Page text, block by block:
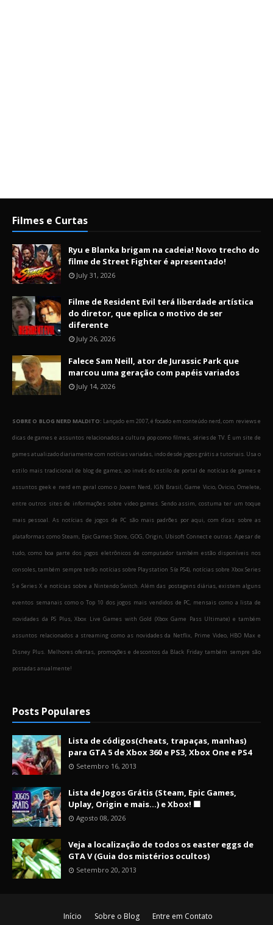
Filmes e Curtas
Ryu e Blanka brigam na cadeia! Novo trecho do
filme de Street Fighter é apresentado!
July 31, 2026
Filme de Resident Evil terá liberdade artística
do diretor, que eplica o motivo de ser
diferente
July 26, 2026
Falece Sam Neill, ator de Jurassic Park que
marcou uma geração com papéis variados
July 14, 2026
SOBRE O BLOG NERD MALDITO: Lançado em 2007, é focado em conteúdo nerd, com reviews e
dicas de games e assuntos relacionados a cultura pop como filmes, séries de TV. É um site de
games atualizado diariamente com notícias variadas, indo desde jogos grátis a tutoriais. Usa o
estilo mais tradicional de blog de games, ao invés do estilo de portal de notícias de games e
assuntos geek e nerd em geral como o Jovem Nerd, IGN Brasil, Game Vicio, Ovicio, Omelete,
entre outros sites de informações sobre video games. Sendo assim, costuma ter um toque
mais pessoal. As notícias de jogos de PC são mais padrões por aqui, com dicas sobre as
plataformas como Steam, Epic Games Store, GOG, Origin, Ubisoft Connect e outras. Apesar de
tudo, como boa parte dos jogos eletrônicos de computador também estão disponíveis nos
consoles, também sempre terão notícias sobre Playstation 5 (e PS4), notícias sobre Xbox Series
S e Series X e notícias sobre a Nintendo Switch. Além das postagens diárias, existem alguns
eventos semanais como o Top 10 dos jogos mais vendidos de PC, mensais como a lista de
novidades da PS Plus, Xbox Live Games with Gold (Xbox Game Pass Ultimate) e também
assuntos relacionados a streaming como as novidades da Netflix, Prime Video, HBO Max e
Disney Plus. Melhores ofertas, promoções e descontos da Black Friday também sempre são
postadas anualmente!
Posts Populares
Lista de códigos(cheats, trapaças, manhas)
para GTA 5 de Xbox 360 e PS3, Xbox One e PS4
Setembro 16, 2013
Lista de Jogos Grátis (Steam, Epic Games,
Uplay, Origin e mais...) e Xbox! 🟩
Agosto 08, 2026
Veja a localização de todos os easter eggs de
GTA V (Guia dos mistérios ocultos)
Setembro 20, 2013
Início Sobre o Blog Entre em Contato